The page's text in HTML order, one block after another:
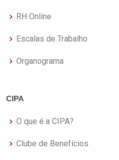
RH Online
Escalas de Trabalho
Organograma
CIPA
O que é a CIPA?
Clube de Benefícios